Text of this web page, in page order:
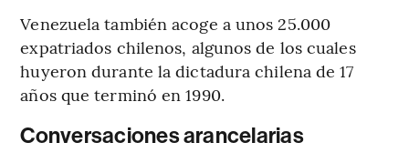
Venezuela también acoge a unos 25.000
expatriados chilenos, algunos de los cuales
huyeron durante la dictadura chilena de 17
años que terminó en 1990.
Conversaciones arancelarias